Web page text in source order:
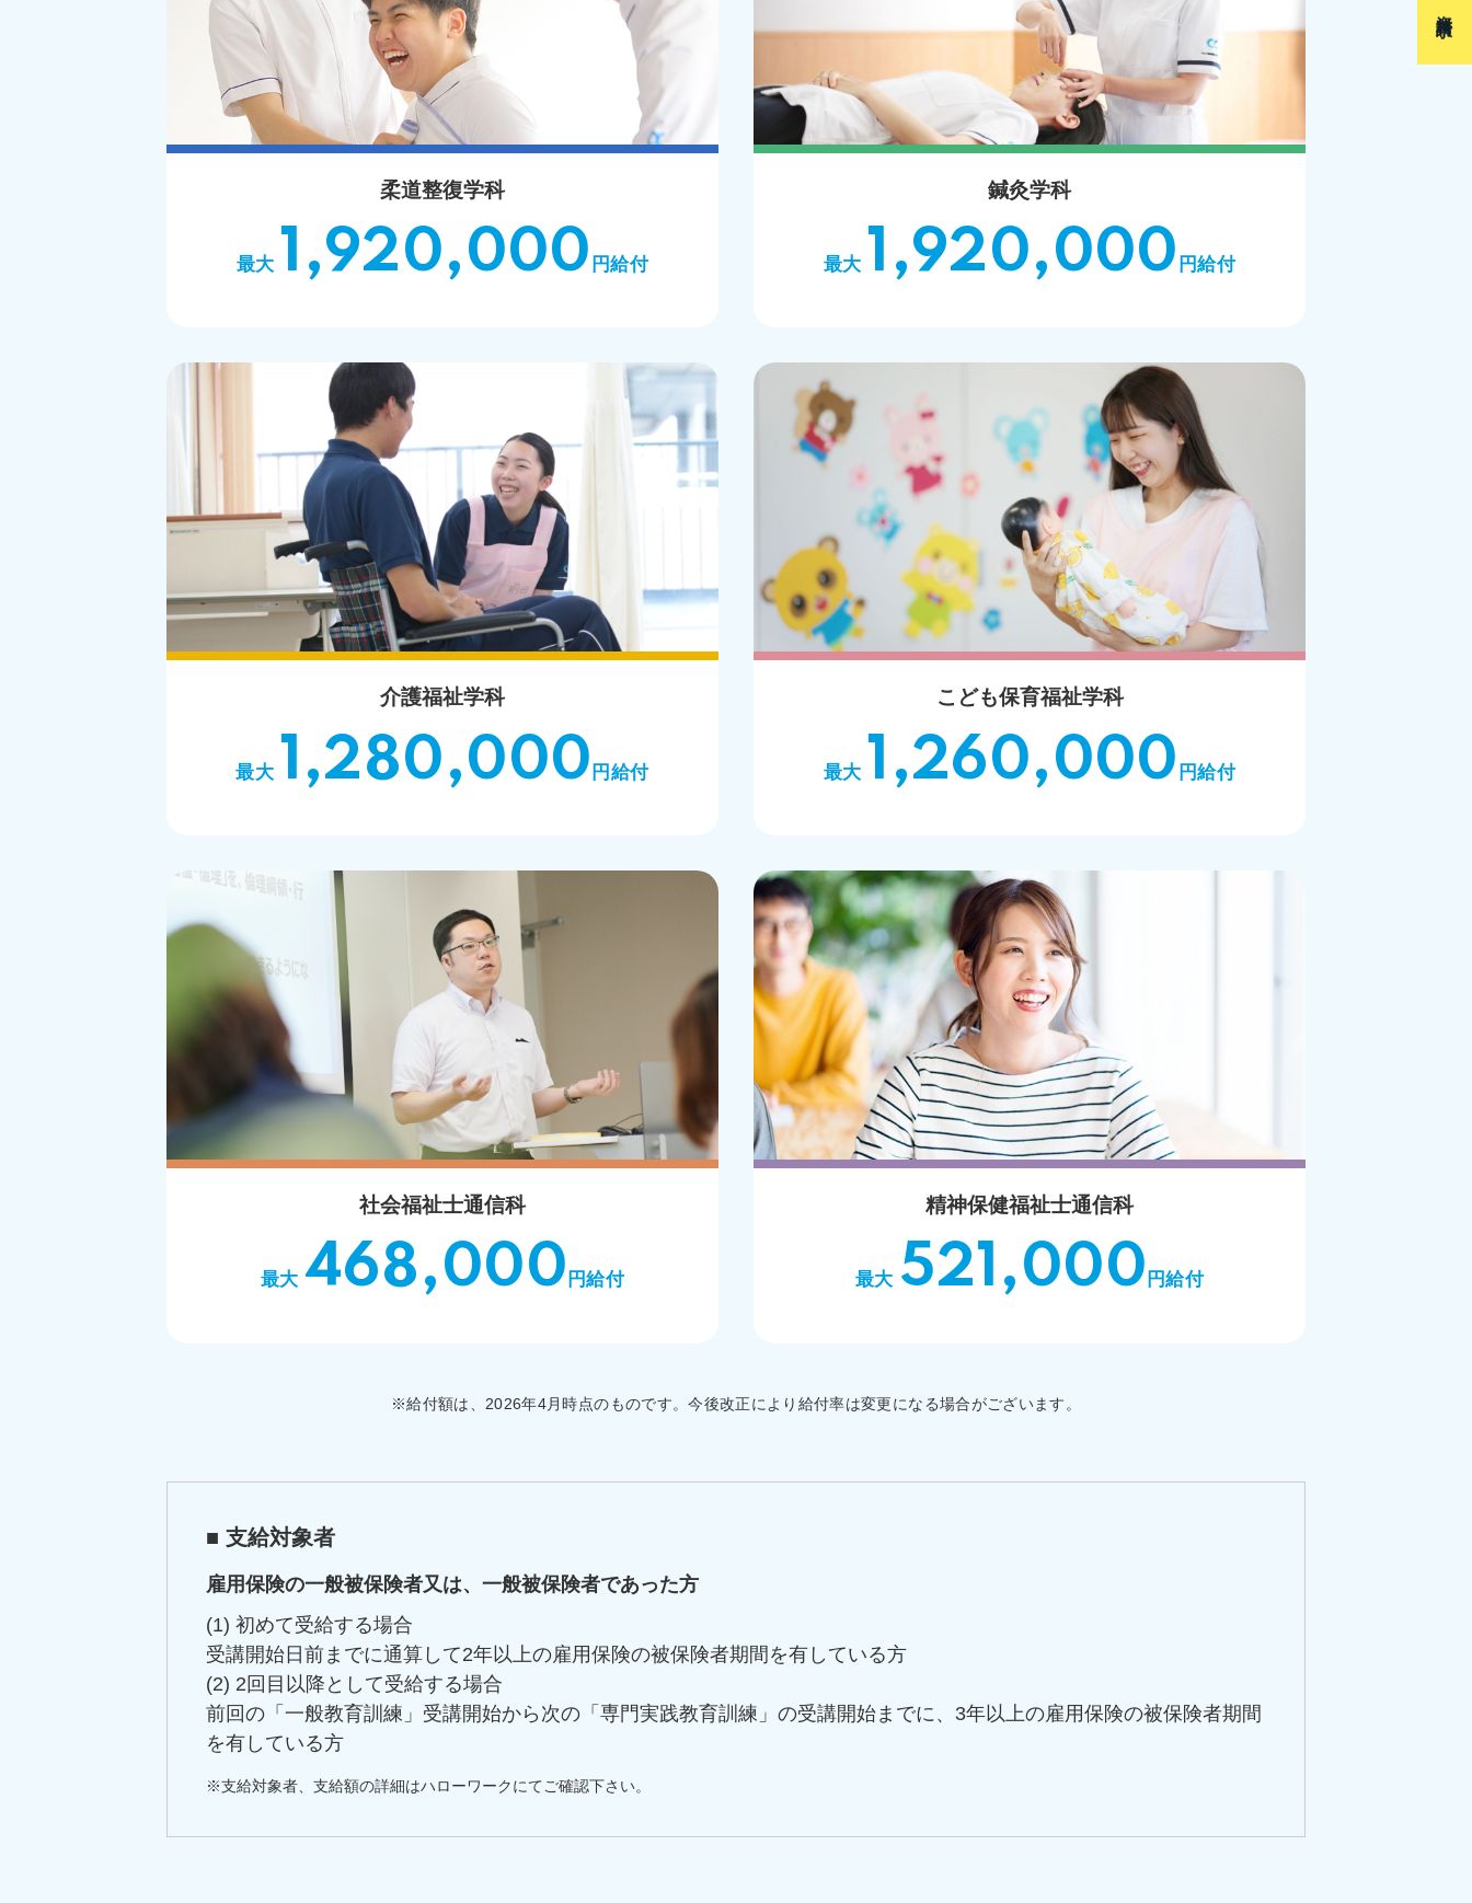
柔道整復学科
最大 1,920,000 円給付
鍼灸学科
最大 1,920,000 円給付
介護福祉学科
最大 1,280,000 円給付
こども保育福祉学科
最大 1,260,000 円給付
社会福祉士通信科
最大 468,000 円給付
精神保健福祉士通信科
最大 521,000 円給付
給付額は、2026年4月時点のものです。今後改正により給付率は変更になる場合がございます。
■ 支給対象者
雇用保険の一般被保険者又は、一般被保険者であった方
(1) 初めて受給する場合
受講開始日前までに通算して2年以上の雇用保険の被保険者期間を有している方
(2) 2回目以降として受給する場合
前回の「一般教育訓練」受講開始から次の「専門実践教育訓練」の受講開始までに、3年以上の雇用保険の被保険者期間
を有している方
※支給対象者、支給額の詳細はハローワークにてご確認下さい。